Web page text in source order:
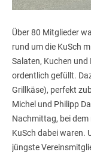
Über 80 Mitglieder
rund um die KuSch
Salaten, Kuchen
ordentlich gefüllt.
Grillkäse), perfekt
Michel und Philipp
Nachmittag, bei dem
KuSch dabei waren.
jüngste